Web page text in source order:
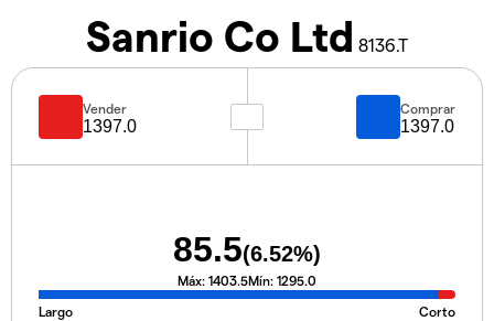
Sanrio Co Ltd 8136.T
Vender
1397.0
Comprar
1397.0
85.5(6.52%)
Máx: 1403.5Mín: 1295.0
Largo
Corto